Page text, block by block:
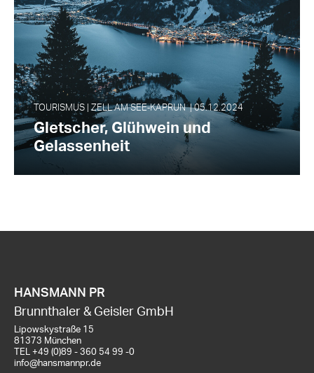
TOURISMUS | ZELL AM SEE‑KAPRUN | 05.12.2024
Gletscher, Glühwein und
Gelassenheit
HANSMANN PR
Brunnthaler & Geisler GmbH
Lipowskystraße 15
81373 München
TEL +49 (0)89 - 360 54 99 -0
info@hansmannpr.de